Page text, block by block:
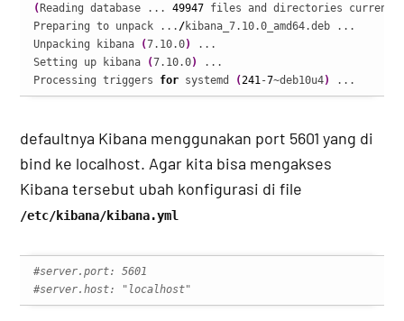
(Reading database ... 49947 files and directories
Preparing to unpack ... /kibana_7.10.0_amd64.deb ...
Unpacking kibana
(7.10.0)
...
Setting up kibana
(7.10.0)
...
Processing triggers for systemd (241 -7~deb10u4) ...
defaultnya Kibana menggunakan port 5601 yang di
bind ke localhost. Agar kita bisa mengakses
Kibana tersebut ubah konfigurasi di file
/etc/kibana/kibana.yml
#server.port: 5601
#server.host: "localhost"